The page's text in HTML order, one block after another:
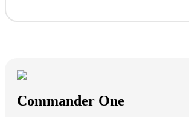
Commander One